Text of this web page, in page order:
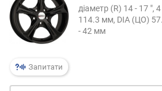
Запитати
діаметр (R) 14 - 17 ",
114.3 мм, DIA (ЦО)
- 42 мм